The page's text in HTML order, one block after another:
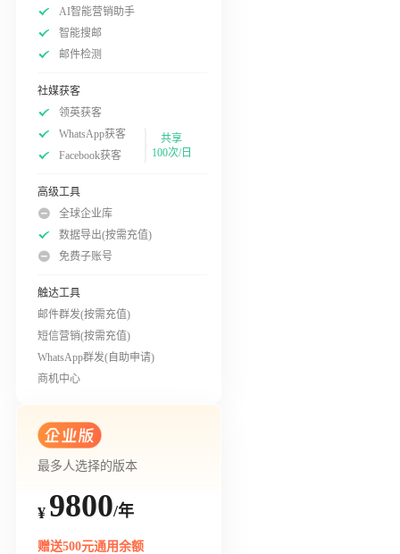
AI智能营销助手
智能搜邮
邮件检测
社媒获客
领英获客
WhatsApp获客
Facebook获客
共享
100次/日
高级工具
全球企业库
数据导出(按需充值)
免费子账号
触达工具
邮件群发(按需充值)
短信营销(按需充值)
WhatsApp群发(自助申请)
商机中心
最多人选择的版本
¥ 9800/年
赠送500元通用余额